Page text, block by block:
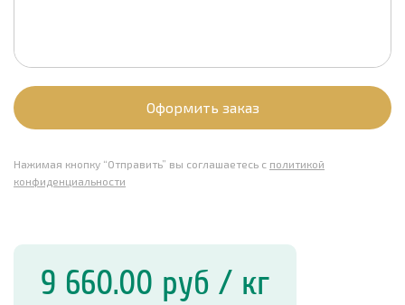
Оформить заказ
Нажимая кнопку “Отправить” вы соглашаетесь с политикой
конфиденциальности
9 660.00 руб / кг